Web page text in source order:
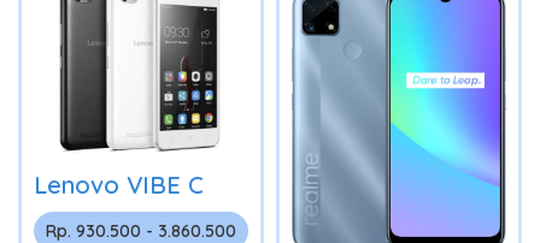
Lenovo VIBE C
Rp. 930.500 - 3.860.500